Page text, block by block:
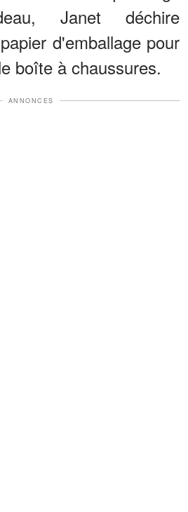
Janet déchire
d'emballage pour
boîte à chaussures.
ANNONCES